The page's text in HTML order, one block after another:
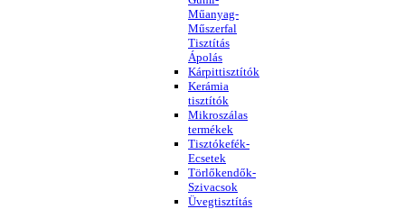
Műanyag-
Műszerfal
Tisztítás
Ápolás
Kárpittisztítók
Kerámia
tisztítók
Mikroszálas
termékek
Tisztókefék-
Ecsetek
Törlőkendők-
Szivacsok
Üvegtisztítás